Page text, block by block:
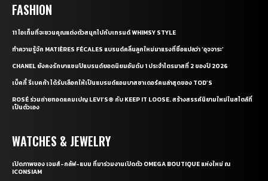
FASHION
11 ไอเท็มที่จะชวนคุณแต่งตัวสนุกไปกับเทรนด์ WHIMSY STYLE
ทำความรู้จัก MATIÈRES FÉCALES แบรนด์คลื่นลูกใหม่มาแรงที่ชื่อแปลว่า ‘อุจจาระ’
CHANEL ยังคงรักษาแชมป์แบรนด์ยอดนิยมอันดับ 1 ประจำไตรมาสที่ 2 ของปี 2026
เบ็คกี้ รีเบคก้า ได้รับเลือกให้เป็นแบรนด์แอมบาสซาเดอร์คนล่าสุดของ TOD’S
ROSÉ ร่วมถ่ายทอดแคมเปญ LEVI’S® กับ KEEP IT LOOSE. สร้างสรรค์นิยามใหม่ในสไตล์ที่
เป็นตัวเอง
WATCHES & JEWELRY
เปิดภาพของ เจมส์-กลัฟ-แบม ที่มาร่วมงานเปิดตัว OMEGA BOUTIQUE แห่งใหม่ ณ
ICONSIAM